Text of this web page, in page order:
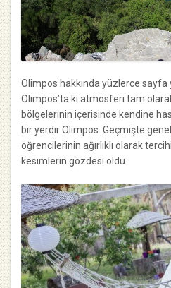
Olimpos hakkında yüzlerce sayfa
Olimpos’ta ki atmosferi tam
bölgelerinin içerisinde kendine
bir yerdir Olimpos. Geçmişte
öğrencilerinin ağırlıklı olarak
kesimlerin gözdesi oldu.